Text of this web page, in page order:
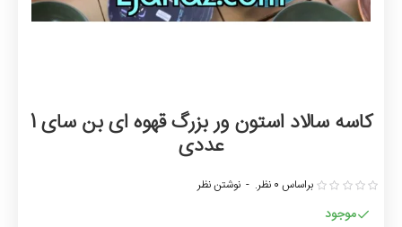
کاسه سالاد استون ور بزرگ قهوه ای بن سای 1
عددی
موجود
براساس 0 نظر. - نوشتن نظر